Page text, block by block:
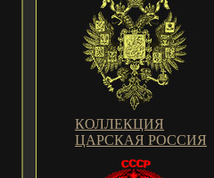
КОЛЛЕКЦИЯ
ЦАРСКАЯ РОССИЯ